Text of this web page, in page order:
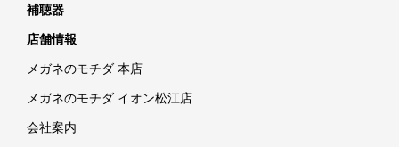
補聴器
店舗情報
メガネのモチダ 本店
メガネのモチダ イオン松江店
会社案内